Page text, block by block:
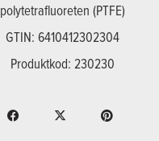
polytetrafluoreten (PTFE)
GTIN: 6410412302304
Produktkod: 230230